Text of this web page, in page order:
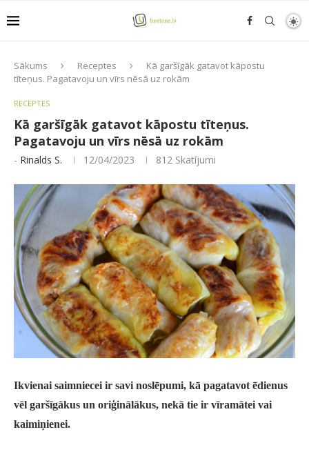
Sākums Receptes
Kā garšīgāk gatavot kāpostu
tīteņus. Pagatavoju un vīrs nēsā uz rokām
RECEPTES
Kā garšīgāk gatavot kāpostu tīteņus.
Pagatavoju un vīrs nēsā uz rokām
- Rinalds S. 12/04/2023 812 Skatījumi
Ikvienai saimniecei ir savi noslēpumi, kā pagatavot ēdienus
vēl garšīgākus un oriģinālākus, nekā tie ir vīramātei vai
kaimiņienei.